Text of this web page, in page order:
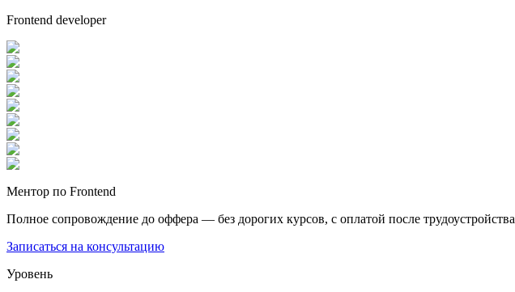
Frontend developer
Ментор по Frontend
Полное сопровождение до оффера — без дорогих курсов, с оплатой после трудоустройства
Записаться на консультацию
Уровень